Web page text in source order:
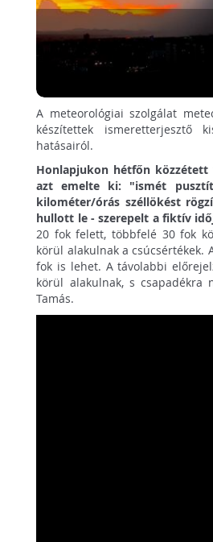
A meteorológiai szolgálat
készítettek ismeretterjesztő
hatásairól.
Honlapjukon hétfőn közzétett
azt emelte ki: "ismét
kilométer/órás széllökést
hullott le - szerepelt a fiktív
20 fok felett, többfelé 30 fok
körül alakulnak a csúcsértékek.
fok is lehet. A távolabbi
körül alakulnak, s
Tamás.